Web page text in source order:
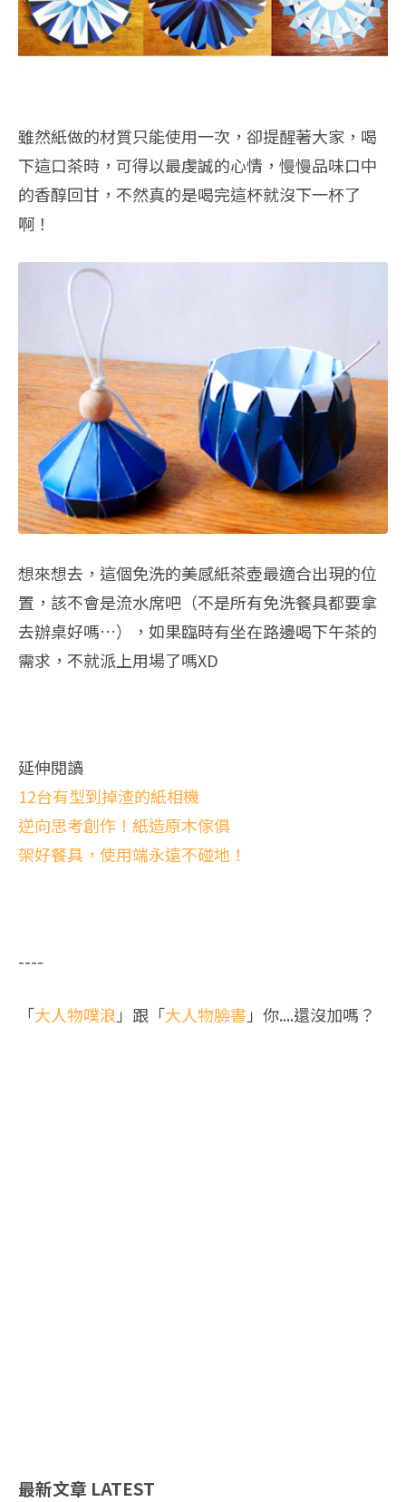
雖然紙做的材質只能使用一次，卻提醒著大家，喝
下這口茶時，可得以最虔誠的心情，慢慢品味口中
的香醇回甘，不然真的是喝完這杯就沒下一杯了
啊！
想來想去，這個免洗的美感紙茶壺最適合出現的位
置，該不會是流水席吧（不是所有免洗餐具都要拿
去辦桌好嗎…），如果臨時有坐在路邊喝下午茶的
需求，不就派上用場了嗎XD
延伸閱讀
12台有型到掉渣的紙相機
逆向思考創作！紙造原木傢俱
架好餐具，使用端永遠不碰地！
----
「大人物噗浪 」跟「大人物臉書」你....還沒加嗎？
最新文章 LATEST